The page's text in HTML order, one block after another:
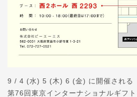
9 / 4 (水) 5 (木) 6 (金) に開催される
第76回東京インターナショナルギフ